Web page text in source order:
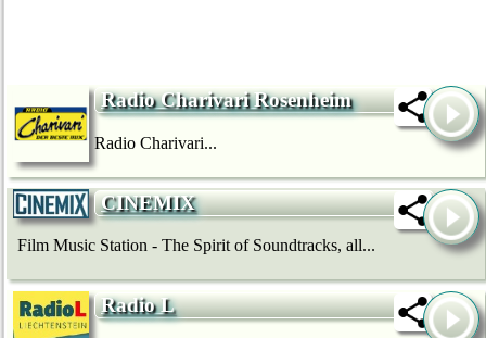
Radio Charivari Rosenheim
Radio Charivari...
CINEMIX
Film Music Station - The Spirit of Soundtracks, all...
Radio L